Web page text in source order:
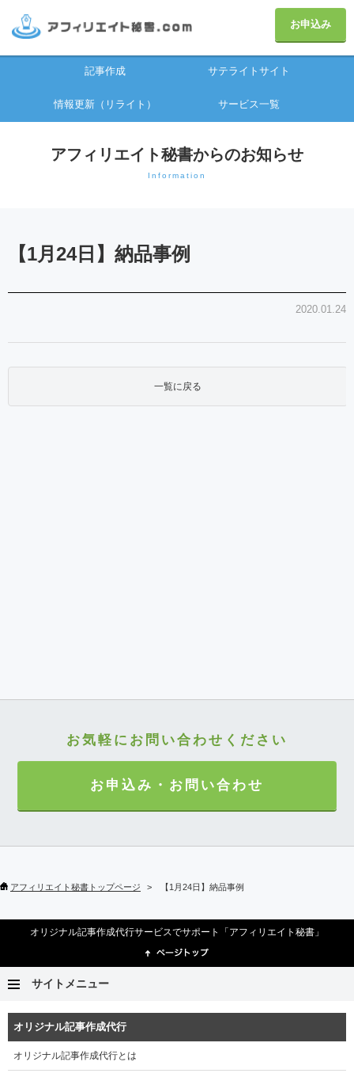
お申込み
記事作成 サテライトサイト
情報更新（リライト） サービス一覧
アフィリエイト秘書からのお知らせ
Information
【1月24日】納品事例
2020.01.24
一覧に戻る
お気軽にお問い合わせください
お申込み・お問い合わせ
アフィリエイト秘書トップページ 【1月24日】納品事例
オリジナル記事作成代行サービスでサポート「アフィリエイト秘書」
サイトメニュー
オリジナル記事作成代行
オリジナル記事作成代行とは